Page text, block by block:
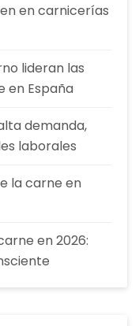
en carnicerías
lideran las
en España
demanda,
laborales
la carne en
en 2026: